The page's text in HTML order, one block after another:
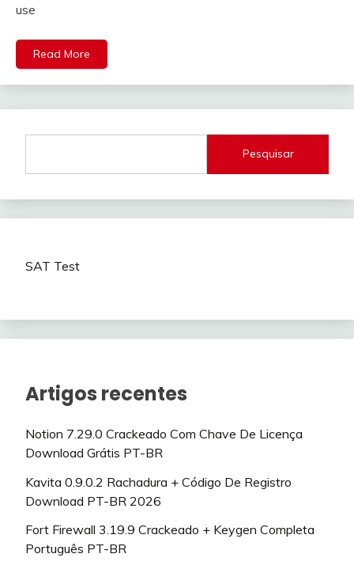
use
Read More
Pesquisar
SAT Test
Artigos recentes
Notion 7.29.0 Crackeado Com Chave De Licença
Download Grátis PT-BR
Kavita 0.9.0.2 Rachadura + Código De Registro
Download PT-BR 2026
Fort Firewall 3.19.9 Crackeado + Keygen Completa
Português PT-BR